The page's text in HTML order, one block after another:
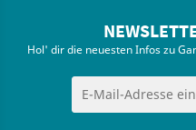
Hol' dir die neuesten Infos zu